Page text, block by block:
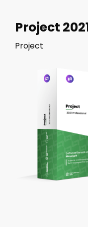
Project
Project